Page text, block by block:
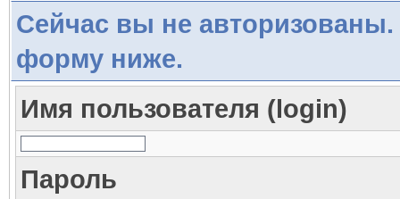
Сейчас вы не авторизованы.
форму ниже.
Имя пользователя (login)
Пароль